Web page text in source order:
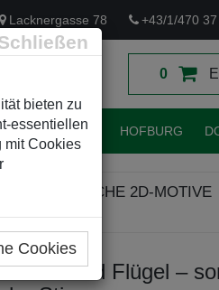
bieten zu
essentiellen
mit Cookies
Cookies
Lacknergasse 78 +43/1/470 37
0
HOFBURG
2D-MOTIVE
und Flügel –